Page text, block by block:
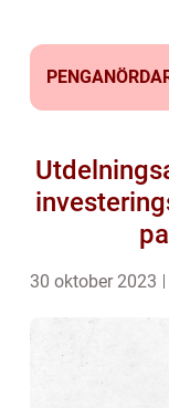
30 oktober 2023